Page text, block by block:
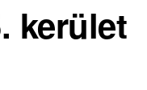
kerület